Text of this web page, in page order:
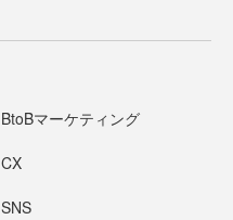
BtoBマーケティング
CX
SNS